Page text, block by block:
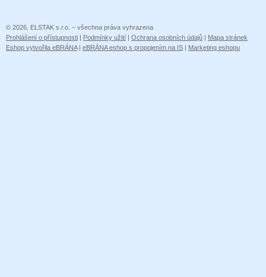
© 2026, ELSTAK s.r.o. – všechna práva vyhrazena
Prohlášení o přístupnosti | Podmínky užití | Ochrana osobních údajů | Mapa stránek
Eshop vytvořila eBRÁNA| eBRÁNA eshop s propojením na IS | Marketing eshopu